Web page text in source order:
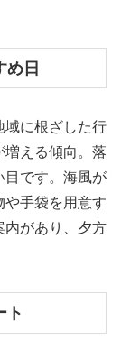
め日
域に根ざした行
増える傾向。落
目です。海風が
や手袋を用意す
内があり、夕方
ト